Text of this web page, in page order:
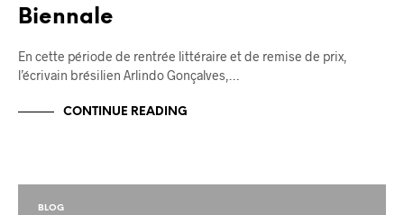
Biennale
En cette période de rentrée littéraire et de remise de prix,
l’écrivain brésilien Arlindo Gonçalves,…
CONTINUE READING
BLOG